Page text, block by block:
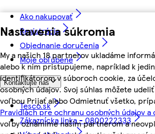
Nastavenia súkromia
My a našich 18 partnerov ukladáme
alebo k nim pristupujeme, napríklad k
identifikátorom v súboroch cookie, za
osobných údajov. Svoj súhlas môžete
voľbou Prijať alebo Odmietnuť všetko,
Pravidlách pre ochranu osobných údajov a
voľby oznámime našim partnerom a
Ako nakupovať
Registrácia
Objednanie doručenia
Moje obľúbené
Kontaktujte nás
Tesco.sk
Zákaznícka linka - 0800222333